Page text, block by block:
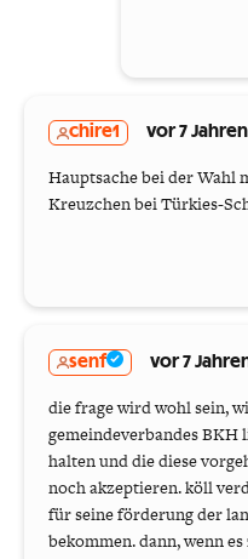
chire1 vor 7 Jahren
Hauptsache bei der Wahl
Kreuzchen bei Türkies-
senf vor 7
die frage wird wohl sein,
gemeindeverbandes
halten und die diese
noch akzeptieren. köll
für seine förderung der
bekommen. dann, wenn